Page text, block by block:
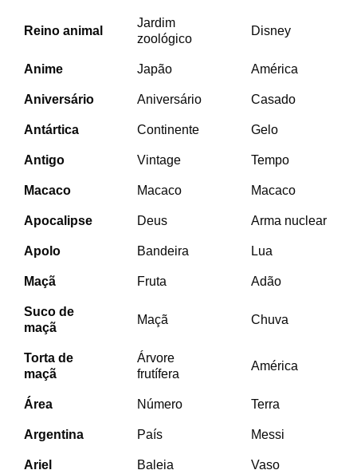
Reino animal
Jardim
zoológico
Disney
Anime Japão América
Aniversário Aniversário Casado
Antártica Continente Gelo
Antigo Vintage Tempo
Macaco Macaco Macaco
Apocalipse Deus Arma nuclear
Apolo Bandeira Lua
Maçã Fruta Adão
Suco de
maçã
Maçã Chuva
Torta de
maçã
Árvore
frutífera
América
Área Número Terra
Argentina País Messi
Ariel Baleia Vaso